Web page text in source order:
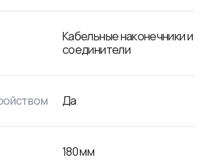
Кабельные наконечники и
соединители
Да
180мм